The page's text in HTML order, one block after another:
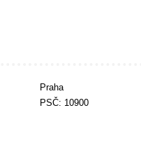
Praha
PSČ: 10900